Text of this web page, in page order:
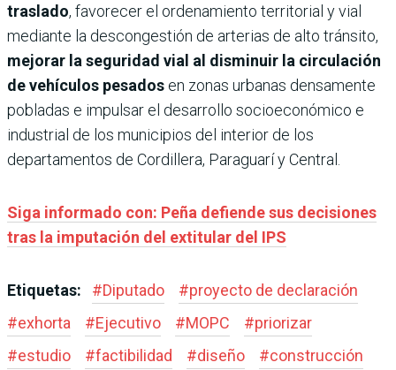
traslado, favorecer el ordenamiento territorial y vial
mediante la descongestión de arterias de alto tránsito,
mejorar la seguridad vial al disminuir la circulación
de vehículos pesados en zonas urbanas densamente
pobladas e impulsar el desarrollo socioeconómico e
industrial de los municipios del interior de los
departamentos de Cordillera, Paraguarí y Central.
Siga informado con: Peña defiende sus decisiones
tras la imputación del extitular del IPS
Etiquetas: #Diputado #proyecto de declaración
#exhorta #Ejecutivo #MOPC #priorizar
#estudio #factibilidad #diseño #construcción